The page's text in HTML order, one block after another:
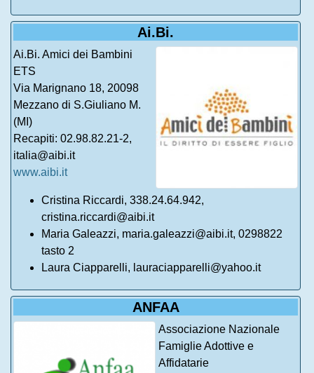
Ai.Bi.
Ai.Bi. Amici dei Bambini
ETS
Via Marignano 18, 20098
Mezzano di S.Giuliano M.
(MI)
Recapiti: 02.98.82.21-2,
italia@aibi.it
www.aibi.it
Cristina Riccardi, 338.24.64.942,
cristina.riccardi@aibi.it
Maria Galeazzi, maria.galeazzi@aibi.it, 0298822
tasto 2
Laura Ciapparelli, lauraciapparelli@yahoo.it
ANFAA
Associazione Nazionale
Famiglie Adottive e
Affidatarie